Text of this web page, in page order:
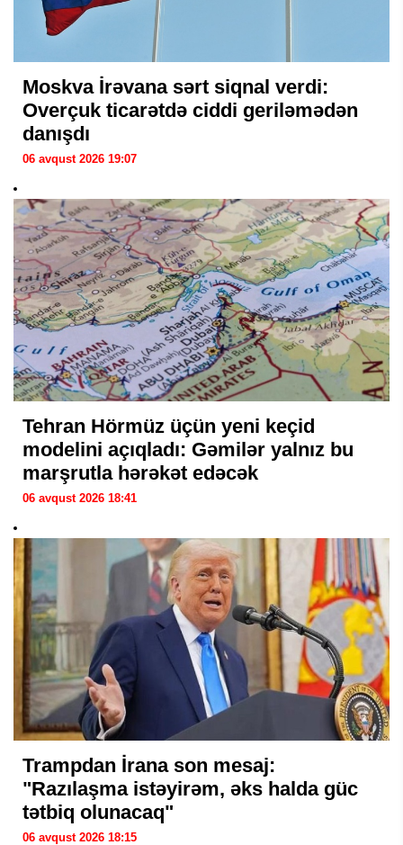
Moskva İrəvana sərt siqnal verdi:
Overçuk ticarətdə ciddi geriləmədən
danışdı
06 avqust 2026 19:07
Tehran Hörmüz üçün yeni keçid
modelini açıqladı: Gəmilər yalnız bu
marşrutla hərəkət edəcək
06 avqust 2026 18:41
Trampdan İrana son mesaj:
"Razılaşma istəyirəm, əks halda güc
tətbiq olunacaq"
06 avqust 2026 18:15